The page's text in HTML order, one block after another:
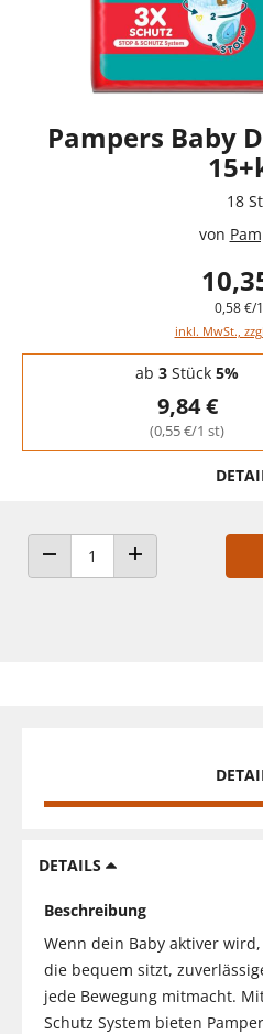
Pampers Baby
18
von
0,58 €/
inkl. MwSt.,
Staffelpreise - Mengenrabatt
ab 3 Stück 5%
9,84 €
(0,55 €/1 st)
ANZAHL VERRINGERNANZAHL ERHÖHEN
DETAILS
Beschreibung
Wenn dein Baby aktiver
die bequem sitzt,
jede Bewegung mitmacht.
Schutz System bieten